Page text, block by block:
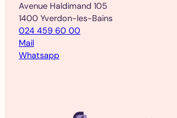
Avenue Haldimand 105
1400 Yverdon-les-Bains
024 459 60 00
Mail
Whatsapp